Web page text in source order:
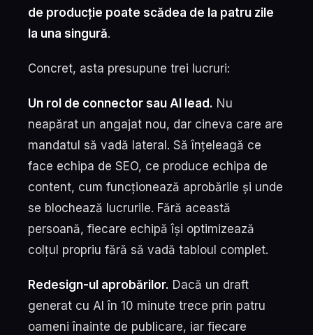
de producție poate scădea de la patru zile
la una singură.
Concret, asta presupune trei lucruri:
Un rol de connector sau AI lead. Nu
neapărat un angajat nou, dar cineva care are
mandatul să vadă lateral. Să înțeleagă ce
face echipa de SEO, ce produce echipa de
content, cum funcționează aprobările și unde
se blochează lucrurile. Fără această
persoană, fiecare echipă își optimizează
colțul propriu fără să vadă tabloul complet.
Redesign-ul aprobărilor. Dacă un draft
generat cu AI în 10 minute trece prin patru
oameni înainte de publicare, iar fiecare